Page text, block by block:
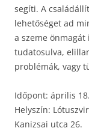
segíti. A
lehetőséget ad
a szeme
tudatosulva,
problémák, vagy
Időpont: április
Helyszín:
Kanizsai utca 26.